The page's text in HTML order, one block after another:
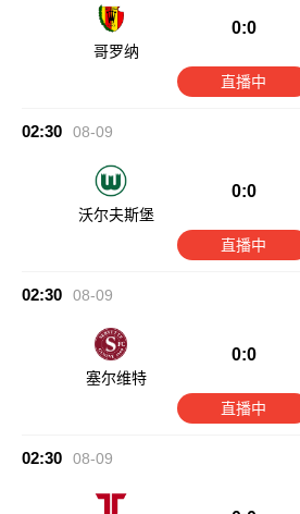
哥罗纳
0:0
直播中
02:30 08-09
沃尔夫斯堡
0:0
直播中
02:30 08-09
塞尔维特
0:0
直播中
02:30 08-09